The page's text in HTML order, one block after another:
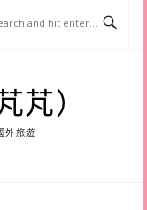
芃）
外旅遊